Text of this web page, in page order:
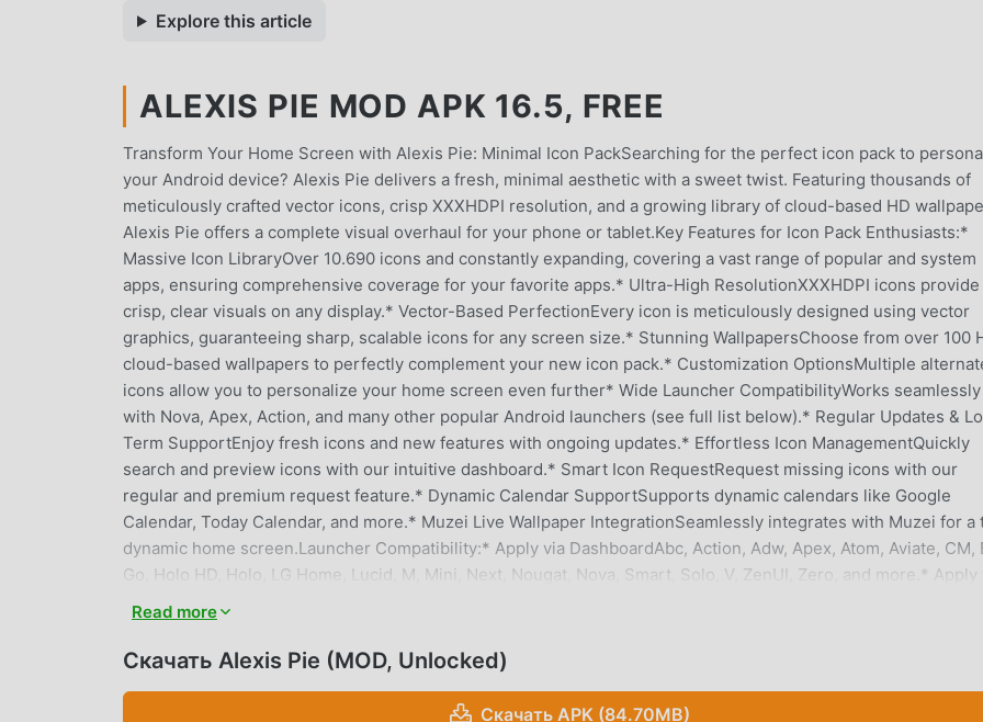
Explore this article
ALEXIS PIE MOD APK 16.5, FREE
Transform Your Home Screen with Alexis Pie: Minimal Icon PackSearching for the perfect icon pack to
your Android device? Alexis Pie delivers a fresh, minimal aesthetic with a sweet twist. Featuring thousands of
meticulously crafted vector icons, crisp XXXHDPI resolution, and a growing library of cloud-based HD
Alexis Pie offers a complete visual overhaul for your phone or tablet.Key Features for Icon Pack Enthusiasts:*
Massive Icon LibraryOver 10.690 icons and constantly expanding, covering a vast range of popular and system
apps, ensuring comprehensive coverage for your favorite apps.* Ultra-High ResolutionXXXHDPI icons provide
crisp, clear visuals on any display.* Vector-Based PerfectionEvery icon is meticulously designed using vector
graphics, guaranteeing sharp, scalable icons for any screen size.* Stunning WallpapersChoose from over 100
cloud-based wallpapers to perfectly complement your new icon pack.* Customization OptionsMultiple
icons allow you to personalize your home screen even further* Wide Launcher CompatibilityWorks seamlessly
with Nova, Apex, Action, and many other popular Android launchers (see full list below).* Regular Updates &
Term SupportEnjoy fresh icons and new features with ongoing updates.* Effortless Icon ManagementQuickly
search and preview icons with our intuitive dashboard.* Smart Icon RequestRequest missing icons with our
regular and premium request feature.* Dynamic Calendar SupportSupports dynamic calendars like Google
Calendar, Today Calendar, and more.* Muzei Live Wallpaper IntegrationSeamlessly integrates with Muzei for a
dynamic home screen.Launcher Compatibility:* Apply via DashboardAbc, Action, Adw, Apex, Atom, Aviate, CM,
Go, Holo HD, Holo, LG Home, Lucid, M, Mini, Next, Nougat, Nova, Smart, Solo, V, ZenUI, Zero, and more.* Apply
Mesh, Z, ASAP, Peek, and more with icon pack support.Important Notes for Icon Pack Users:* Requires a
compatible launcher (see list above).* Not compatible with stock launchers like Google Now Launcher and Pixel
Launcher (except LG Home, Xperia Home, Asus ZenUI, and OnePlus Launcher).* Some launchers may have
settings for applying icon packs. Please consult your launcher's documentation for details.* If you want a refund,
Read more
Скачать Alexis Pie (MOD, Unlocked)
Скачать APK (84.70MB)